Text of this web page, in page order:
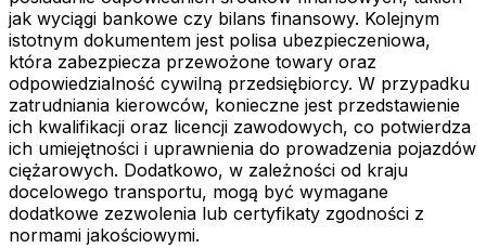
jak wyciągi bankowe czy bilans finansowy. Kolejnym
istotnym dokumentem jest polisa ubezpieczeniowa,
która zabezpiecza przewożone towary oraz
odpowiedzialność cywilną przedsiębiorcy. W przypadku
zatrudniania kierowców, konieczne jest przedstawienie
ich kwalifikacji oraz licencji zawodowych, co potwierdza
ich umiejętności i uprawnienia do prowadzenia pojazdów
ciężarowych. Dodatkowo, w zależności od kraju
docelowego transportu, mogą być wymagane
dodatkowe zezwolenia lub certyfikaty zgodności z
normami jakościowymi.